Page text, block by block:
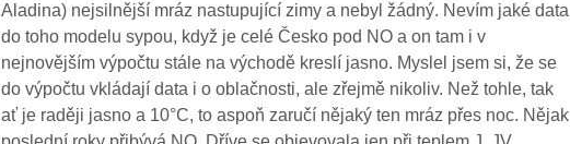
Aladina) nejsilnější mráz nastupující zimy a nebyl žádný. Nevím jaké data
do toho modelu sypou, když je celé Česko pod NO a on tam i v
nejnovějším výpočtu stále na východě kreslí jasno. Myslel jsem si, že se
do výpočtu vkládají data i o oblačnosti, ale zřejmě nikoliv. Než tohle, tak
ať je raději jasno a 10°C, to aspoň zaručí nějaký ten mráz přes noc. Nějak